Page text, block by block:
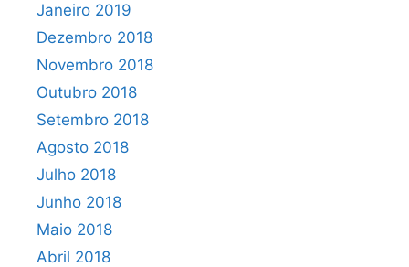
Janeiro 2019
Dezembro 2018
Novembro 2018
Outubro 2018
Setembro 2018
Agosto 2018
Julho 2018
Junho 2018
Maio 2018
Abril 2018